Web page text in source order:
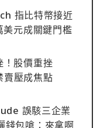
指比特幣接近
元成關鍵門檻
！股價重挫
賣壓成焦點
誤駭三企業
錢包嗆：來拿啊